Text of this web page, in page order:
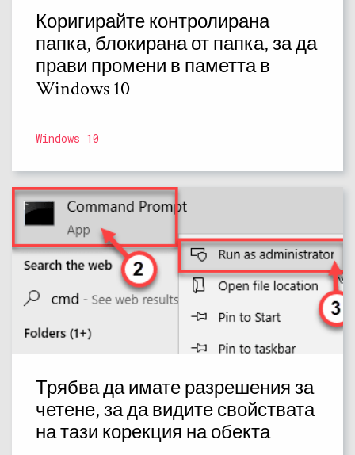
Коригирайте контролирана
папка, блокирана от папка, за да
прави промени в паметта в
Windows 10
Windows 10
Трябва да имате разрешения за
четене, за да видите свойствата
на тази корекция на обекта